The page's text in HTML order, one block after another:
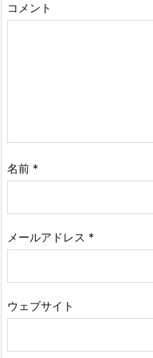
コメント
名前 *
メールアドレス *
ウェブサイト